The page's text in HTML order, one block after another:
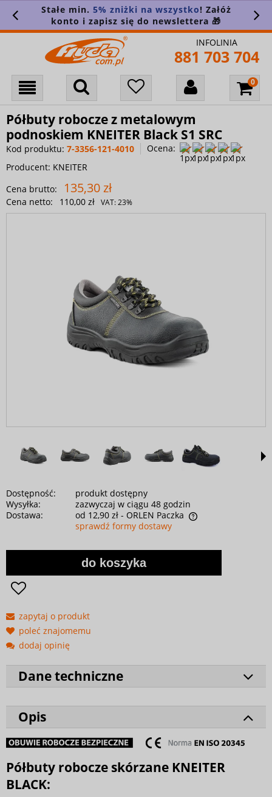
Stałe min. 5% zniżki na wszystko! Załóż
konto i zapisz się do newslettera 🎁
INFOLINIA
881 703 704
Półbuty robocze z metalowym
podnoskiem KNEITER Black S1 SRC
Kod produktu: 7-3356-121-4010
Ocena:
Producent: KNEITER
Cena brutto:
135,30 zł
Cena netto: 110,00 zł VAT:23%
Dostępność:
produkt dostępny
Wysyłka:
zazwyczaj w ciągu 48 godzin
Dostawa:
od 12,90 zł - ORLEN Paczka
sprawdź formy dostawy
do koszyka
zapytaj o produkt
poleć znajomemu
dodaj opinię
Dane techniczne
Opis
Półbuty robocze skórzane KNEITER
BLACK: